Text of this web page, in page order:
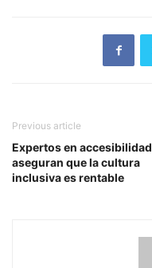
Previous article
Expertos en accesibilidad
aseguran que la cultura
inclusiva es rentable